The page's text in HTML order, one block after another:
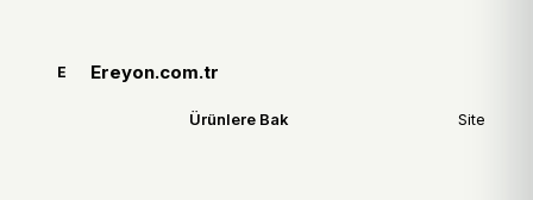
E Ereyon.com.tr
Ürünlere Bak Site